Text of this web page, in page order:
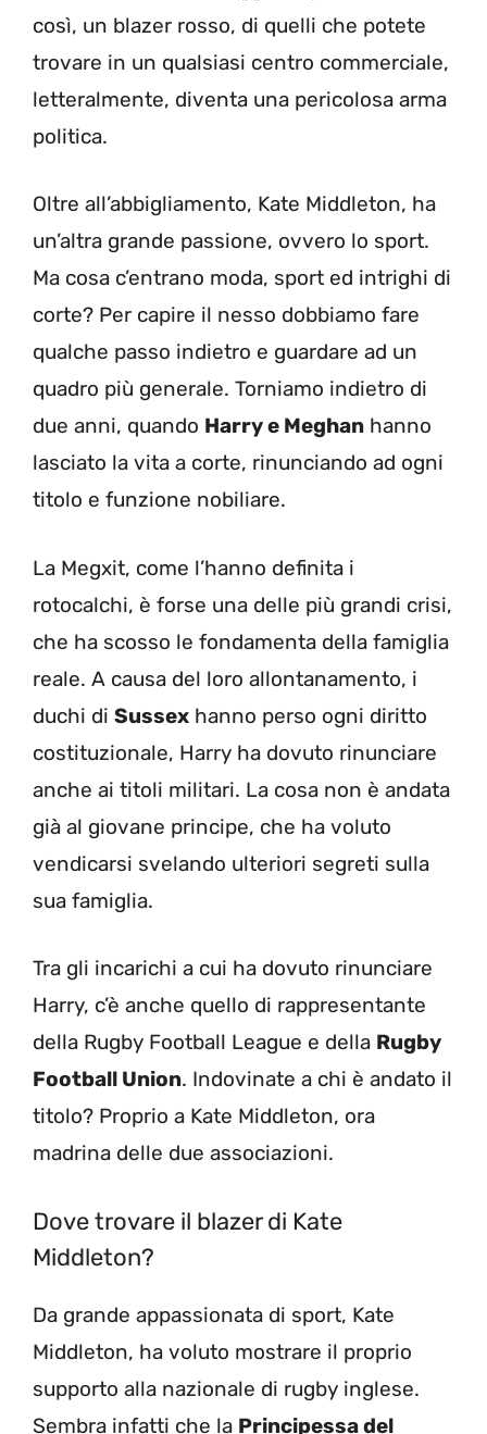
così, un blazer rosso, di quelli che potete
trovare in un qualsiasi centro commerciale,
letteralmente, diventa una pericolosa arma
politica.
Oltre all’abbigliamento, Kate Middleton, ha
un’altra grande passione, ovvero lo sport.
Ma cosa c’entrano moda, sport ed intrighi di
corte? Per capire il nesso dobbiamo fare
qualche passo indietro e guardare ad un
quadro più generale. Torniamo indietro di
due anni, quando Harry e Meghan hanno
lasciato la vita a corte, rinunciando ad ogni
titolo e funzione nobiliare.
La Megxit, come l’hanno definita i
rotocalchi, è forse una delle più grandi crisi,
che ha scosso le fondamenta della famiglia
reale. A causa del loro allontanamento, i
duchi di Sussex hanno perso ogni diritto
costituzionale, Harry ha dovuto rinunciare
anche ai titoli militari. La cosa non è andata
già al giovane principe, che ha voluto
vendicarsi svelando ulteriori segreti sulla
sua famiglia.
Tra gli incarichi a cui ha dovuto rinunciare
Harry, c’è anche quello di rappresentante
della Rugby Football League e della Rugby
Football Union. Indovinate a chi è andato il
titolo? Proprio a Kate Middleton, ora
madrina delle due associazioni.
Dove trovare il blazer di Kate
Middleton?
Da grande appassionata di sport, Kate
Middleton, ha voluto mostrare il proprio
supporto alla nazionale di rugby inglese.
Sembra infatti che la Principessa del